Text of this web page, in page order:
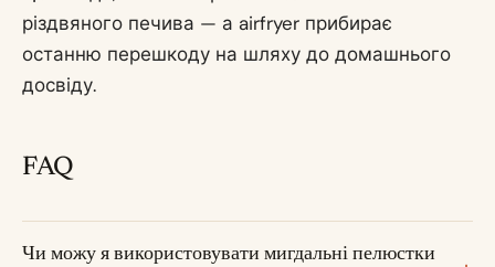
різдвяного печива — а airfryer прибирає
останню перешкоду на шляху до домашнього
досвіду.
FAQ
Чи можу я використовувати мигдальні пелюстки